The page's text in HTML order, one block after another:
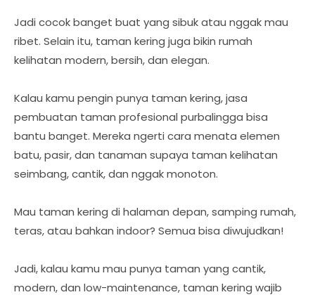
Jadi cocok banget buat yang sibuk atau nggak mau
ribet. Selain itu, taman kering juga bikin rumah
kelihatan modern, bersih, dan elegan.
Kalau kamu pengin punya taman kering, jasa
pembuatan taman profesional purbalingga bisa
bantu banget. Mereka ngerti cara menata elemen
batu, pasir, dan tanaman supaya taman kelihatan
seimbang, cantik, dan nggak monoton.
Mau taman kering di halaman depan, samping rumah,
teras, atau bahkan indoor? Semua bisa diwujudkan!
Jadi, kalau kamu mau punya taman yang cantik,
modern, dan low-maintenance, taman kering wajib